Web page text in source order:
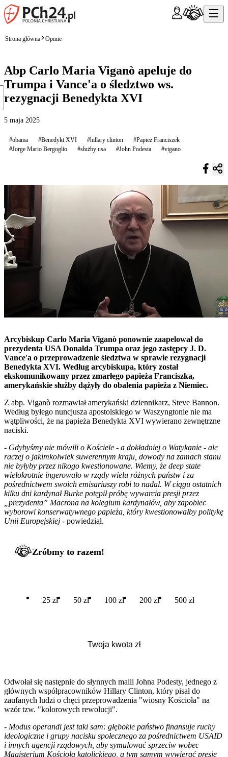
Strona główna Opinie
Abp Carlo Maria Viganò apeluje do
Trumpa i Vance'a o śledztwo ws.
rezygnacji Benedykta XVI
5 maja 2025
#obama #Benedykt XVI #hillary clinton
#Papież Franciszek
#Jorge Mario Bergoglio
#służby usa #John Podesta #vigano
Arcybiskup Carlo Maria Viganò ponownie zaapelował do
prezydenta USA Donalda Trumpa oraz jego zastępcy J. D.
Vance'a o przeprowadzenie śledztwa w sprawie rezygnacji
Benedykta XVI. Według arcybiskupa, który został
ekskomunikowany przez zmarłego papieża Franciszka,
amerykańskie służby dążyły do obalenia papieża z Niemiec.
Z abp. Viganò rozmawiał amerykański dziennikarz, Steve Bannon.
Według byłego nuncjusza apostolskiego w Waszyngtonie nie ma
wątpliwości, że na papieża Benedykta XVI wywierano zewnętrzne
naciski.
- Gdybyśmy nie mówili o Kościele - a dokładniej o Watykanie - ale
raczej o jakimkolwiek suwerennym kraju, dowody na zamach stanu
nie byłyby przez nikogo kwestionowane. Wiemy, że deep state
wielokrotnie ingerowało w rządy wielu różnych państw i za
pośrednictwem swoich emisariuszy robi to nadal. W ciągu ostatnich
kilku dni kardynał Burke potępił próbę wywarcia presji przez
„prezydenta” Macrona na kolegium kardynałów, aby zapobiec
wyborowi konserwatywnego papieża, który kwestionowałby politykę
Unii Europejskiej - powiedział.
Zróbmy to razem!
25 zł 50 zł 100 zł 200 zł 500 zł
Odwołał się następnie do słynnych maili Johna Podesty, jednego z
głównych współpracowników Hillary Clinton, który pisał do
zaufanych ludzi o chęci przeprowadzenia "wiosny Kościoła" na
wzór tzw. "kolorowych rewolucji".
- Modus operandi jest taki sam: głębokie państwo finansuje ruchy
ideologiczne i grupy nacisku społecznego za pośrednictwem USAID
i innych agencji rządowych, aby symulować sprzeciw wobec
Magisterium Kościoła katolickiego, a tym samym wywierać presję